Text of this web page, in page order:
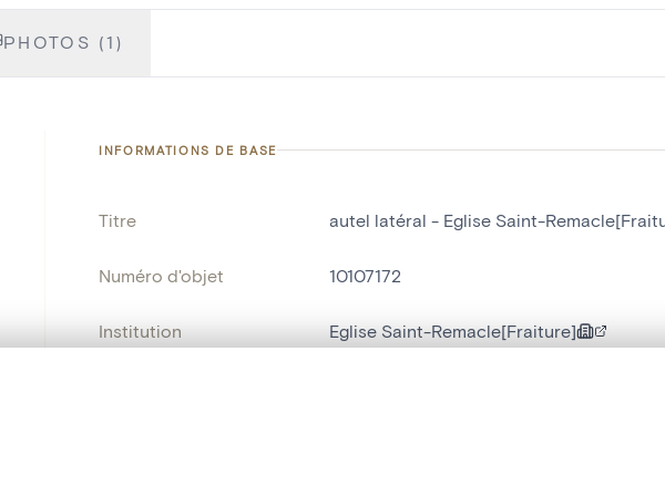
PHOTOS (1)
INFORMATIONS DE BASE
Titre autel latéral - Eglise Saint-
Numéro d'objet 10107172
Institution Eglise Saint-Remacle[Fraiture]